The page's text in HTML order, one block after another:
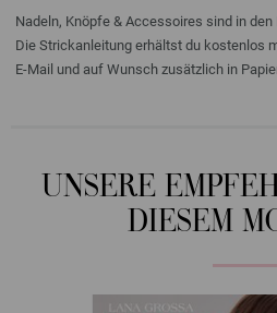
Nadeln, Knöpfe & Accessoires sind in
Die Strickanleitung erhältst du kostenlos
E-Mail und auf Wunsch zusätzlich in
UNSERE
DIESEM